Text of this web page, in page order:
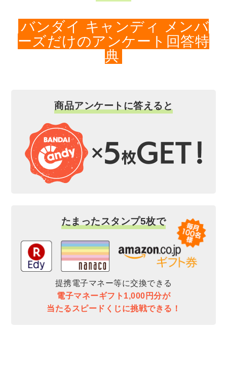
バンダイ キャンディ メンバ
ーズだけのアンケート回答特
典
商品アンケートに答えると
たまったスタンプ5枚で
提携電子マネー等に交換できる
電子マネーギフト1,000円分が
当たるスピードくじに挑戦できる！